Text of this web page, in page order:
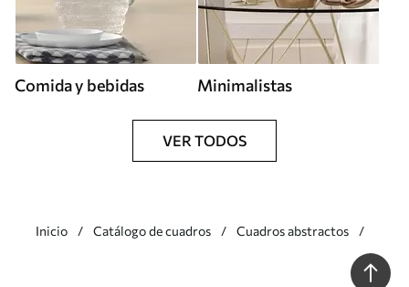
Comida y bebidas Minimalistas
VER TODOS
Inicio Catálogo de cuadros Cuadros abstractos